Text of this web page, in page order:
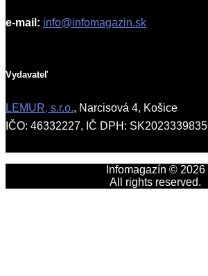
e-mail: info@infomagazin.sk
Vydavateľ
LEMUR, s.r.o., Narcisová 4, Košice
IČO: 46332227, IČ DPH: SK2023339835
Infomagazín © 2026
All rights reserved.